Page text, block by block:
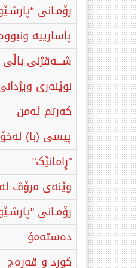
رۆمـانی
پاسارییە
شـــەقژنی
نوێنەری
کەرتم ئەمن
پیسی (با)
"ڕامانێک"
وێنەی مرۆڤ
رۆمـانی
دەستەمۆ
کورد و قەرەج